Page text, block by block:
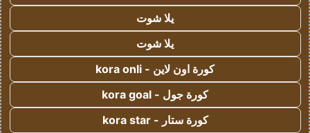
يلا شوت
يلا شوت
كورة اون لاين - kora onli
كورة جول - kora goal
كورة ستار - kora star